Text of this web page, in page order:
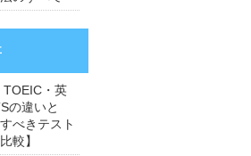
・英
の違いと
べきテスト
較】